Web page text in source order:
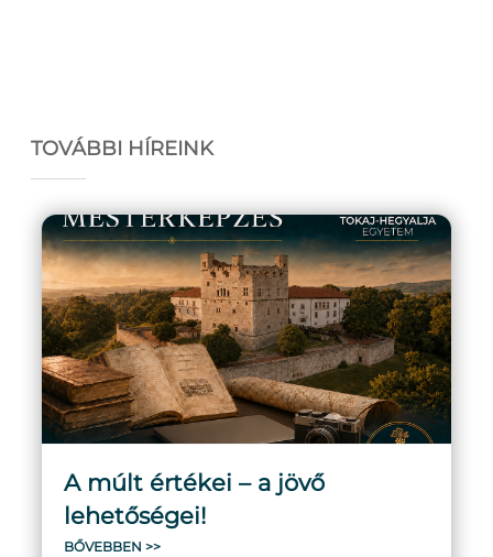
TOVÁBBI HÍREINK
A múlt értékei – a jövő
lehetőségei!
BŐVEBBEN >>